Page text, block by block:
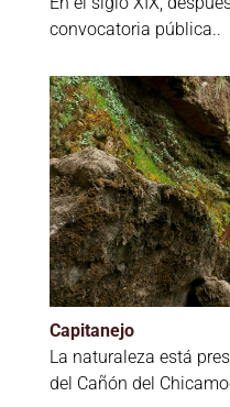
convocatoria pública..
Capitanejo
La naturaleza está
del Cañón del